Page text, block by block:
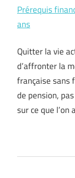
Prérequis
ans
Quitter la vie
d’affronter la
française sans
de pension,
sur ce que